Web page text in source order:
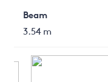
Beam
3.54 m